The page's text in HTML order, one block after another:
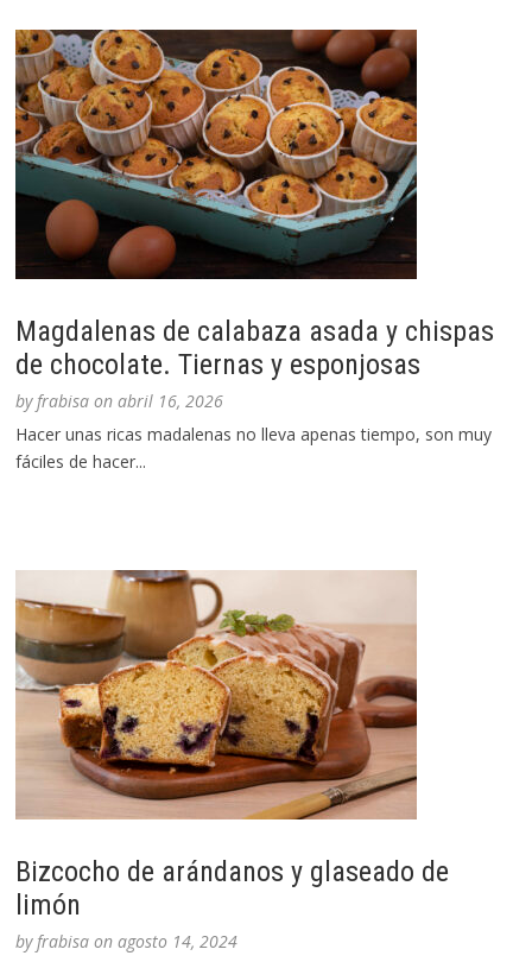
Magdalenas de calabaza asada y chispas
de chocolate. Tiernas y esponjosas
byfrabisa onabril 16, 2026
Hacer unas ricas madalenas no lleva apenas tiempo, son muy
fáciles de hacer...
Bizcocho de arándanos y glaseado de
limón
byfrabisa onagosto 14, 2024